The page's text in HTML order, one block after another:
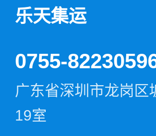
乐天集运
0755-
广东省深圳市龙岗
19室